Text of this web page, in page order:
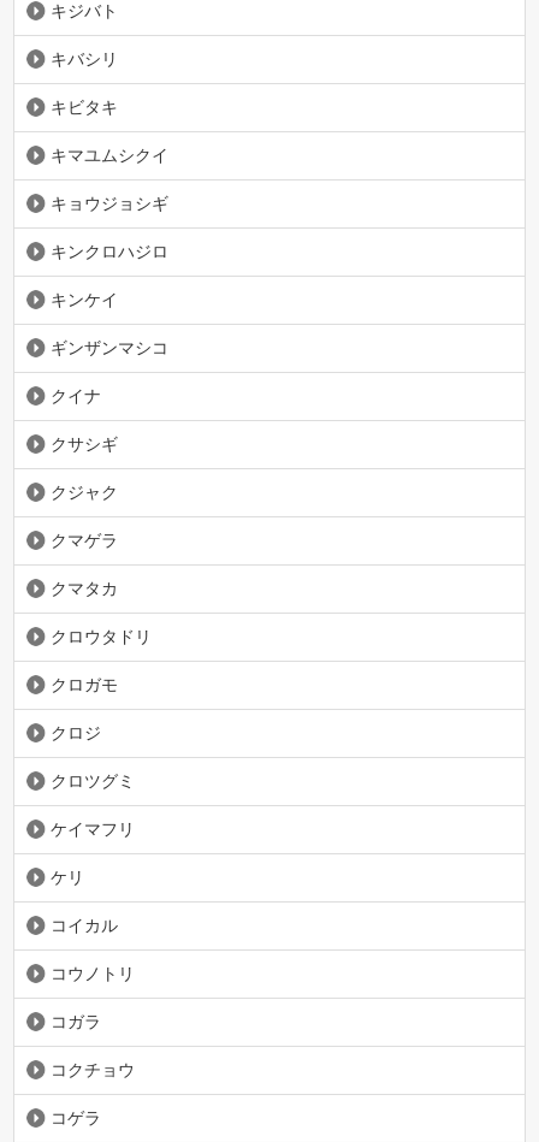
キジバト
キバシリ
キビタキ
キマユムシクイ
キョウジョシギ
キンクロハジロ
キンケイ
ギンザンマシコ
クイナ
クサシギ
クジャク
クマゲラ
クマタカ
クロウタドリ
クロガモ
クロジ
クロツグミ
ケイマフリ
ケリ
コイカル
コウノトリ
コガラ
コクチョウ
コゲラ